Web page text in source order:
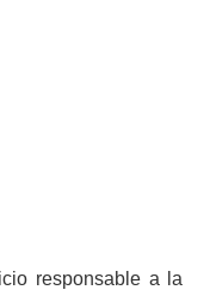
responsable a la